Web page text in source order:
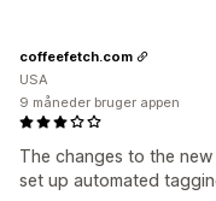
The changes to the
set up automated
coffeefetch.com
USA
9 måneder bruger appen